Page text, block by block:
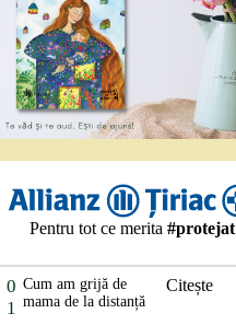
Pentru tot ce merita#protejat
0
1
Cum am grijă de
mama de la distanță
Citește